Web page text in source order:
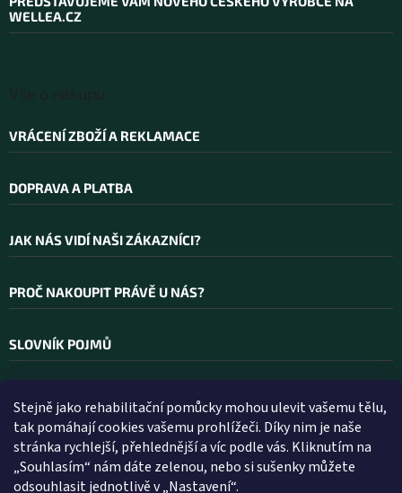
Stejně jako rehabilitační pomůcky mohou ulevit vašemu tělu,
tak pomáhají cookies vašemu prohlížeči. Díky nim je naše
stránka rychlejší, přehlednější a víc podle vás. Kliknutím na
„Souhlasím“ nám dáte zelenou, nebo si sušenky můžete
odsouhlasit jednotlivě v „Nastavení“.
WELLEA.CZ
VRÁCENÍ ZBOŽÍ A REKLAMACE
DOPRAVA A PLATBA
JAK NÁS VIDÍ NAŠI ZÁKAZNÍCI?
PROČ NAKOUPIT PRÁVĚ U NÁS?
SLOVNÍK POJMŮ
Kontakt
INFO@WELLEA.CZ
800 200 900